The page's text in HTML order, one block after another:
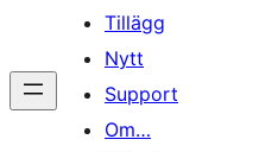
Tillägg
Nytt
Support
Om…